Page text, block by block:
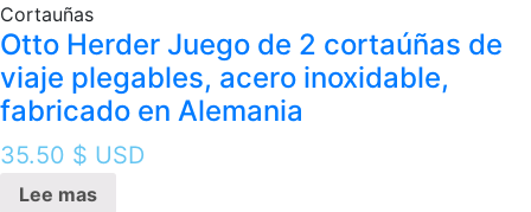
Cortauñas
Otto Herder Juego de 2 cortaúñas de
viaje plegables, acero inoxidable,
fabricado en Alemania
35.50 $ USD
Lee mas